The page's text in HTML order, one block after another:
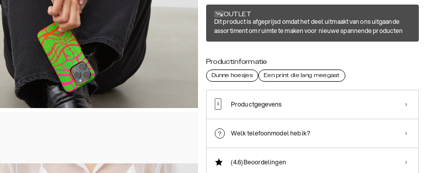
OUTLET
Dit product is afgeprijsd omdat het deel uitmaakt van ons uitgaande
assortiment om ruimte te maken voor nieuwe spannende producten
Productinformatie
Dunne hoesjes Een print die lang meegaat
Productgegevens
Welk telefoonmodel heb ik?
(4.6)Beoordelingen